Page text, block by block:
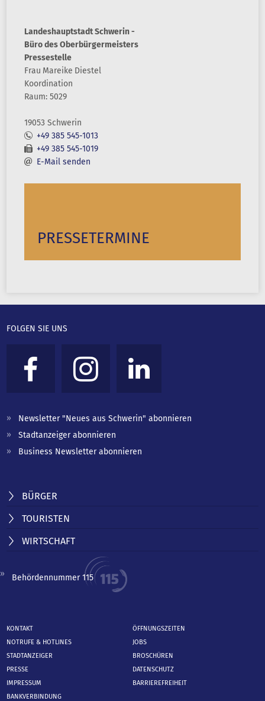
Landeshauptstadt Schwerin -
Büro des Oberbürgermeisters
Pressestelle
Frau Mareike Diestel
Koordination
Raum: 5029
19053 Schwerin
+49 385 545-1013
+49 385 545-1019
E-Mail senden
PRESSETERMINE
FOLGEN SIE UNS
Newsletter "Neues aus Schwerin" abonnieren
Stadtanzeiger abonnieren
Business Newsletter abonnieren
BÜRGER
TOURISTEN
WIRTSCHAFT
Behördennummer 115
KONTAKT
ÖFFNUNGSZEITEN
NOTRUFE & HOTLINES
JOBS
STADTANZEIGER
BROSCHÜREN
PRESSE
DATENSCHUTZ
IMPRESSUM
BARRIEREFREIHEIT
BANKVERBINDUNG